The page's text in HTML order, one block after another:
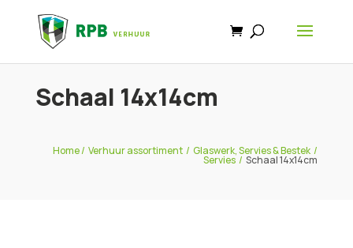
Schaal 14x14cm
Home/Verhuur assortiment /Glaswerk, Servies & Bestek /
Servies/ Schaal 14x14cm